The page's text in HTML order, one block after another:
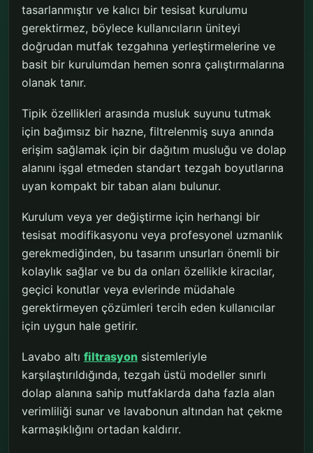
tasarlanmıştır ve kalıcı bir tesisat kurulumu
gerektirmez, böylece kullanıcıların üniteyi
doğrudan mutfak tezgahına yerleştirmelerine ve
basit bir kurulumdan hemen sonra çalıştırmalarına
olanak tanır.
Tipik özellikleri arasında musluk suyunu tutmak
için bağımsız bir hazne, filtrelenmiş suya anında
erişim sağlamak için bir dağıtım musluğu ve dolap
alanını işgal etmeden standart tezgah boyutlarına
uyan kompakt bir taban alanı bulunur.
Kurulum veya yer değiştirme için herhangi bir
tesisat modifikasyonu veya profesyonel uzmanlık
gerekmediğinden, bu tasarım unsurları önemli bir
kolaylık sağlar ve bu da onları özellikle kiracılar,
geçici konutlar veya evlerinde müdahale
gerektirmeyen çözümleri tercih eden kullanıcılar
için uygun hale getirir.
Lavabo altı filtrasyon sistemleriyle
karşılaştırıldığında, tezgah üstü modeller sınırlı
dolap alanına sahip mutfaklarda daha fazla alan
verimliliği sunar ve lavabonun altından hat çekme
karmaşıklığını ortadan kaldırır.